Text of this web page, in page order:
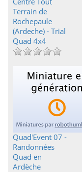
Terrain de
Rochepaule
(Ardeche) - Trial
Quad 4x4
Quad'Event 07 -
Randonnées
Quad en
Ardèche